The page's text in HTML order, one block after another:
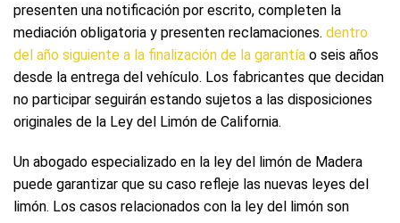
presenten una notificación por escrito, completen la
mediación obligatoria y presenten reclamaciones. dentro
del año siguiente a la finalización de la garantía o seis años
desde la entrega del vehículo. Los fabricantes que decidan
no participar seguirán estando sujetos a las disposiciones
originales de la Ley del Limón de California.
Un abogado especializado en la ley del limón de Madera
puede garantizar que su caso refleje las nuevas leyes del
limón. Los casos relacionados con la ley del limón son